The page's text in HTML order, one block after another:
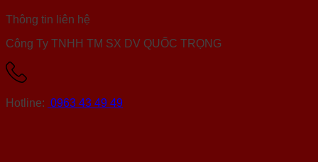
Thông tin liên hệ
Công Ty TNHH TM SX DV QUỐC TRỌNG
Hotline: 0963 43 49 49